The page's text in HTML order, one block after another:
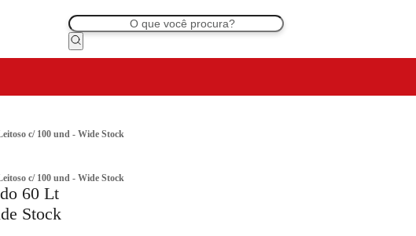
c/ 100 und - Wide Stock
c/ 100 und - Wide Stock
60 Lt
Stock